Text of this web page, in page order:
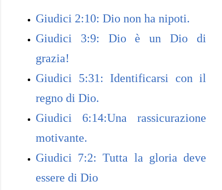
Giudici 2:10: Dio non ha nipoti.
Giudici 3:9: Dio è un Dio di
grazia!
Giudici 5:31: Identificarsi con il
regno di Dio.
Giudici 6:14:Una rassicurazione
motivante.
Giudici 7:2: Tutta la gloria deve
essere di Dio